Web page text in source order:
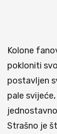
Kolone
pokloniti
postavljen
pale
Strašno je